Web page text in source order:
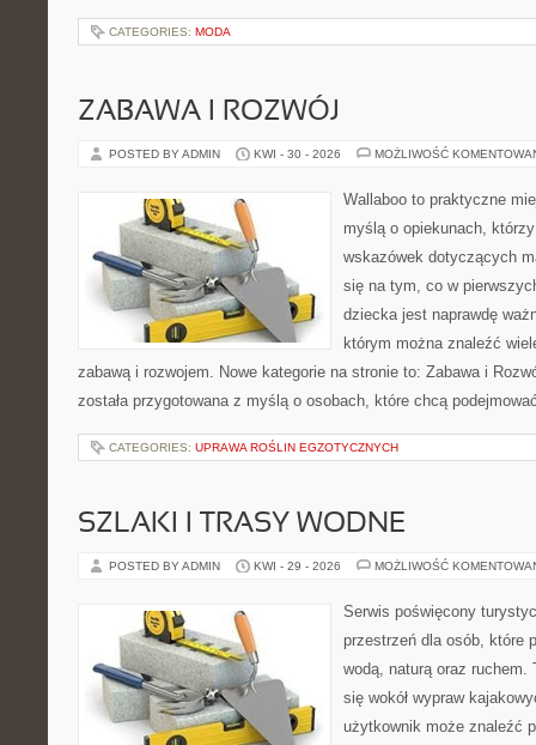
CATEGORIES: MODA
ZABAWA I ROZWÓJ
POSTED BY ADMIN KWI - 30 - 2026 MOŻLIWOŚĆ
Wallaboo to praktyczne
myślą o opiekunach,
wskazówek dotyczących
się na tym, co w
dziecka jest naprawdę
którym można znaleźć
zabawą i rozwojem. Nowe kategorie na stronie to: Zabawa i
została przygotowana z myślą o osobach, które chcą
CATEGORIES: UPRAWA ROŚLIN EGZOTYCZNYCH
SZLAKI I TRASY WODNE
POSTED BY ADMIN KWI - 29 - 2026 MOŻLIWOŚĆ
Serwis poświęcony
przestrzeń dla osób, które
wodą, naturą oraz ruchem.
się wokół wypraw
użytkownik może znaleźć